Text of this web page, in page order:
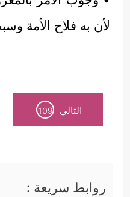
لأن به فلاح الأمة
التالي 109
روابط سريعة :